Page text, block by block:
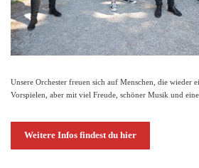
Unsere Orchester freuen sich auf Menschen, die wieder
Vorspielen, aber mit viel Freude, schöner Musik und
Weitere Infos findest du hier